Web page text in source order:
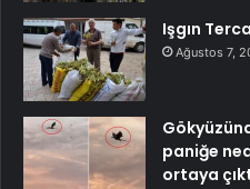
Işgın
Ağustos 7,
paniğe
ortaya